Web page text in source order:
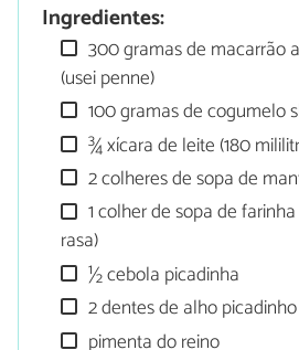
Ingredientes:
300 gramas de macarrão
(usei penne)
100 gramas de cogumelo
¾ xícara de leite (180
2 colheres de sopa de
1 colher de sopa de
rasa)
½ cebola picadinha
2 dentes de alho picadinho
pimenta do reino